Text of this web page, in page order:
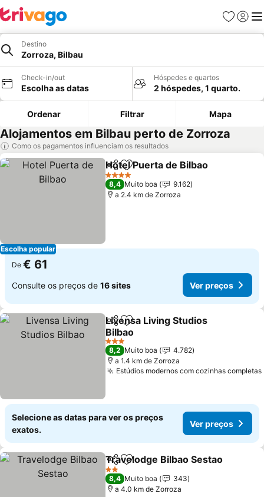
Favoritos
Iniciar
Destino
Zorroza, Bilbau
Check-in/out
Escolha as datas
Hóspedes e quartos
2 hóspedes, 1 quarto.
Ordenar Filtrar Mapa
Alojamentos em Bilbau perto de Zorroza
Como os pagamentos influenciam os resultados
Escolha popular
PartilharAdicionar aos favoritos
Hotel Puerta de Bilbao
4 Estrelas
8,4 Muito boa
9.162
a 2.4 km de Zorroza
De € 61
Consulte os preços de 16 sites Ver preços
PartilharAdicionar aos favoritos
Livensa Living Studios
Bilbao
3 Estrelas
8,2 Muito boa
4.782
a 1.4 km de Zorroza
Estúdios modernos com cozinhas completas
Selecione as datas para ver os preços
exatos.
Ver preços
PartilharAdicionar aos favoritos
Travelodge Bilbao Sestao
2 Estrelas
8,4 Muito boa
343
a 4.0 km de Zorroza